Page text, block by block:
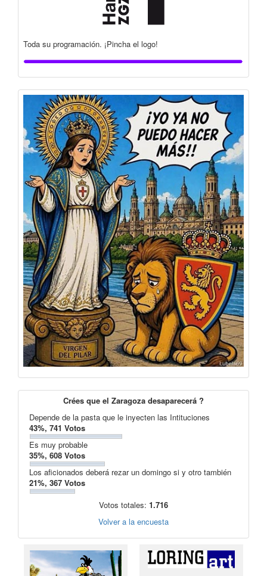
Toda su programación. ¡Pincha el logo!
Crées que el Zaragoza desaparecerá ?
Depende de la pasta que le inyecten las Intituciones
43%, 741 Votos
Es muy probable
35%, 608 Votos
Los aficionados deberá rezar un domingo si y otro también
21%, 367 Votos
Votos totales: 1.716
Volver a la encuesta